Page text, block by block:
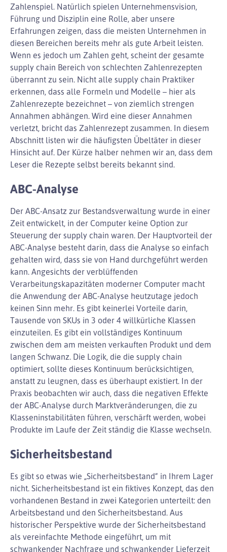
Zahlenspiel. Natürlich spielen Unternehmensvision,
Führung und Disziplin eine Rolle, aber unsere
Erfahrungen zeigen, dass die meisten Unternehmen in
diesen Bereichen bereits mehr als gute Arbeit leisten.
Wenn es jedoch um Zahlen geht, scheint der gesamte
supply chain Bereich von schlechten Zahlenrezepten
überrannt zu sein. Nicht alle supply chain Praktiker
erkennen, dass alle Formeln und Modelle – hier als
Zahlenrezepte bezeichnet – von ziemlich strengen
Annahmen abhängen. Wird eine dieser Annahmen
verletzt, bricht das Zahlenrezept zusammen. In diesem
Abschnitt listen wir die häufigsten Übeltäter in dieser
Hinsicht auf. Der Kürze halber nehmen wir an, dass dem
Leser die Rezepte selbst bereits bekannt sind.
ABC-Analyse
Der ABC-Ansatz zur Bestandsverwaltung wurde in einer
Zeit entwickelt, in der Computer keine Option zur
Steuerung der supply chain waren. Der Hauptvorteil der
ABC-Analyse besteht darin, dass die Analyse so einfach
gehalten wird, dass sie von Hand durchgeführt werden
kann. Angesichts der verblüffenden
Verarbeitungskapazitäten moderner Computer macht
die Anwendung der ABC-Analyse heutzutage jedoch
keinen Sinn mehr. Es gibt keinerlei Vorteile darin,
Tausende von SKUs in 3 oder 4 willkürliche Klassen
einzuteilen. Es gibt ein vollständiges Kontinuum
zwischen dem am meisten verkauften Produkt und dem
langen Schwanz. Die Logik, die die supply chain
optimiert, sollte dieses Kontinuum berücksichtigen,
anstatt zu leugnen, dass es überhaupt existiert. In der
Praxis beobachten wir auch, dass die negativen Effekte
der ABC-Analyse durch Marktveränderungen, die zu
Klasseninstabilitäten führen, verschärft werden, wobei
Produkte im Laufe der Zeit ständig die Klasse wechseln.
Sicherheitsbestand
Es gibt so etwas wie „Sicherheitsbestand“ in Ihrem Lager
nicht. Sicherheitsbestand ist ein fiktives Konzept, das den
vorhandenen Bestand in zwei Kategorien unterteilt: den
Arbeitsbestand und den Sicherheitsbestand. Aus
historischer Perspektive wurde der Sicherheitsbestand
als vereinfachte Methode eingeführt, um mit
schwankender Nachfrage und schwankender Lieferzeit